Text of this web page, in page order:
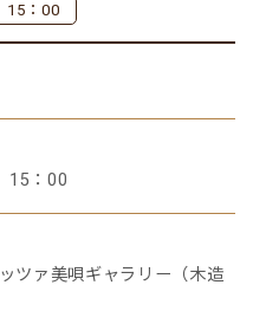
15：00
15：00
ツァ美唄ギャラリー（木造